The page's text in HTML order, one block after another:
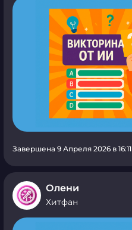
Завершена 9 Апреля 2026 в 16:11
Олени
Хитфан